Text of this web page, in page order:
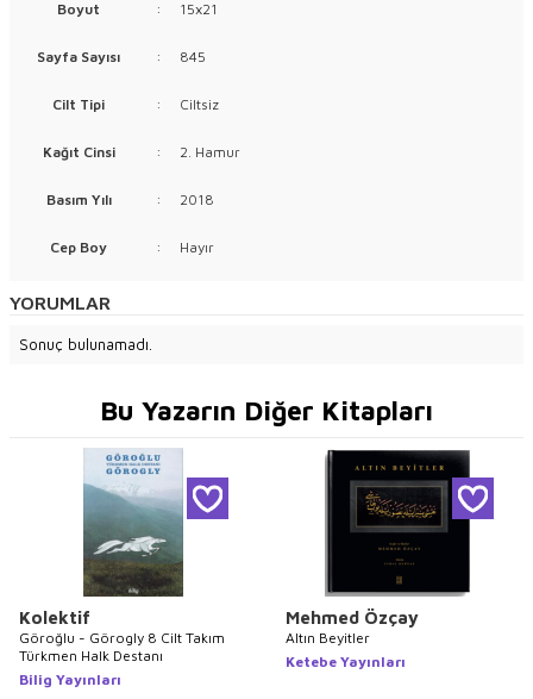
Boyut : 15x21
Sayfa Sayısı : 845
Cilt Tipi : Ciltsiz
Kağıt Cinsi : 2. Hamur
Basım Yılı : 2018
Cep Boy : Hayır
YORUMLAR
Sonuç bulunamadı.
Bu Yazarın Diğer Kitapları
Kolektif
Göroğlu - Görogly 8 Cilt Takım
Türkmen Halk Destanı
Bilig Yayınları
Mehmed Özçay
Altın Beyitler
Ketebe Yayınları